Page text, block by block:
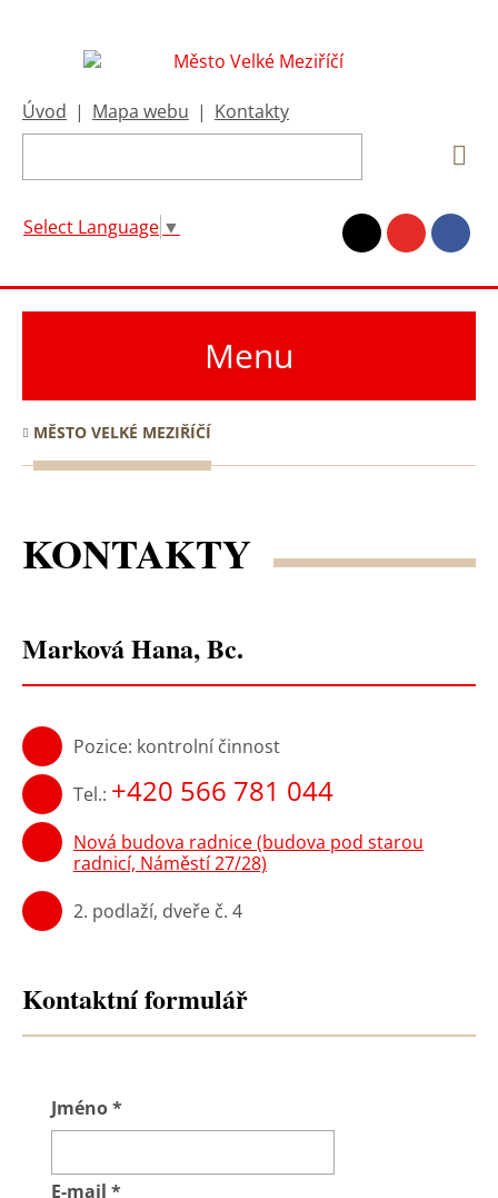
Úvod | Mapa webu | Kontakty
Select Language ▼
Menu
MĚSTO VELKÉ MEZIŘÍČÍ
KONTAKTY
Marková Hana, Bc.
Pozice: kontrolní činnost
Tel.: +420 566 781 044
Nová budova radnice (budova pod starou
radnicí, Náměstí 27/28)
2. podlaží, dveře č. 4
Kontaktní formulář
Jméno*
E-mail *